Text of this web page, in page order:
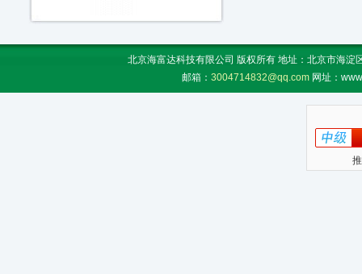
北京海富达科技有限公司 版权所有 地址：北京市海
邮箱： 3004714832@qq.com 网址：